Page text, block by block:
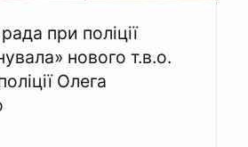
при поліції
нового т.в.о.
Олега